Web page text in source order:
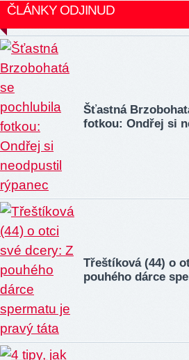
ČLÁNKY ODJINUD
Šťastná
fotkou: Ondřej si
Třeštíková (44) o
pouhého dárce